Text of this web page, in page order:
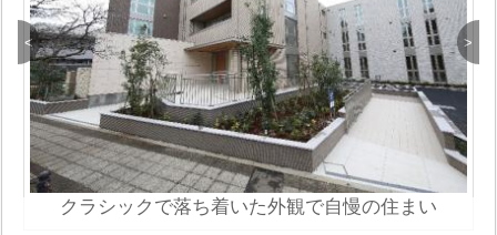
<
クラシックで落ち着いた外観で自慢の住まい
>